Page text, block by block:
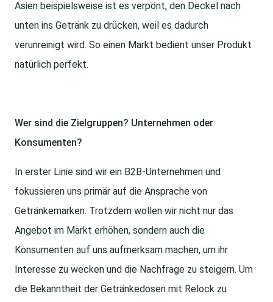
Asien beispielsweise ist es verpönt, den Deckel nach
unten ins Getränk zu drücken, weil es dadurch
verunreinigt wird. So einen Markt bedient unser Produkt
natürlich perfekt.
Wer sind die Zielgruppen? Unternehmen oder
Konsumenten?
In erster Linie sind wir ein B2B-Unternehmen und
fokussieren uns primär auf die Ansprache von
Getränkemarken. Trotzdem wollen wir nicht nur das
Angebot im Markt erhöhen, sondern auch die
Konsumenten auf uns aufmerksam machen, um ihr
Interesse zu wecken und die Nachfrage zu steigern. Um
die Bekanntheit der Getränkedosen mit Relock zu